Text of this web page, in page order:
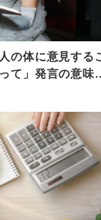
の体に意見する
て」発言の意味